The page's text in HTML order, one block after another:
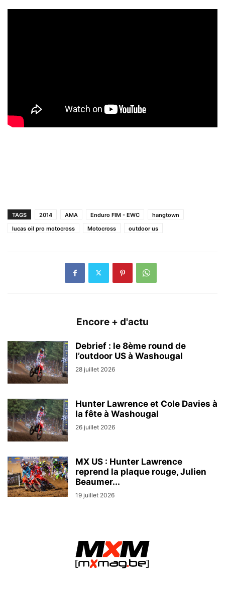
TAGS 2014 AMA Enduro FIM - EWC
hangtown
lucas oil pro motocross
Motocross outdoor us
Encore + d'actu
Debrief : le 8ème round de
l’outdoor US à Washougal
28 juillet 2026
Hunter Lawrence et Cole Davies à
la fête à Washougal
26 juillet 2026
MX US : Hunter Lawrence
reprend la plaque rouge, Julien
Beaumer...
19 juillet 2026